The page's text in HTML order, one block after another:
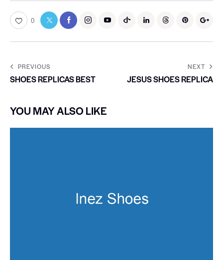
0
PREVIOUS
SHOES REPLICAS BEST
NEXT
JESUS SHOES REPLICA
YOU MAY ALSO LIKE